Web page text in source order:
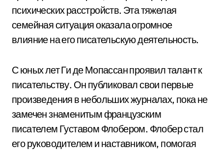
психических расстройств. Эта тяжелая
семейная ситуация оказала огромное
влияние на его писательскую деятельность.
С юных лет Ги де Мопассан проявил талант к
писательству. Он публиковал свои первые
произведения в небольших журналах, пока не
замечен знаменитым французским
писателем Густавом Флобером. Флобер стал
его руководителем и наставником, помогая